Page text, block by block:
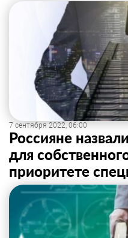
7 сентября 2022, 06:00
Россияне
для
приоритете